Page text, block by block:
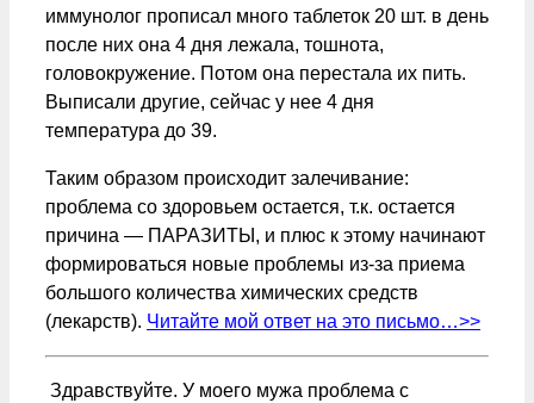
иммунолог прописал много таблеток 20 шт. в день
после них она 4 дня лежала, тошнота,
головокружение. Потом она перестала их пить.
Выписали другие, сейчас у нее 4 дня
температура до 39.
Таким образом происходит залечивание:
проблема со здоровьем остается, т.к. остается
причина — ПАРАЗИТЫ, и плюс к этому начинают
формироваться новые проблемы из-за приема
большого количества химических средств
(лекарств). Читайте мой ответ на это письмо…>>
Здравствуйте. У моего мужа проблема с